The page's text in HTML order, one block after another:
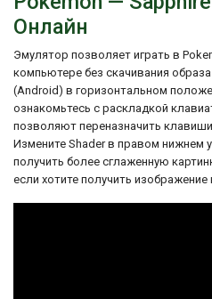
Игра предлагает
и пароли, а также была
компанией Game
в 2002 году.
Онлайн
Эмулятор позволяет играть в
компьютере без скачивания
(Android) в горизонтальном
ознакомьтесь с раскладкой
позволяют переназначить
Измените Shader в правом нижнем
получить более сглаженную
если хотите получить изображение